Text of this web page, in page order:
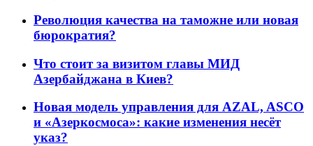
Революция качества на таможне или новая
бюрократия?
Что стоит за визитом главы МИД
Азербайджана в Киев?
Новая модель управления для AZAL, ASCO
и «Азеркосмоса»: какие изменения несёт
указ?